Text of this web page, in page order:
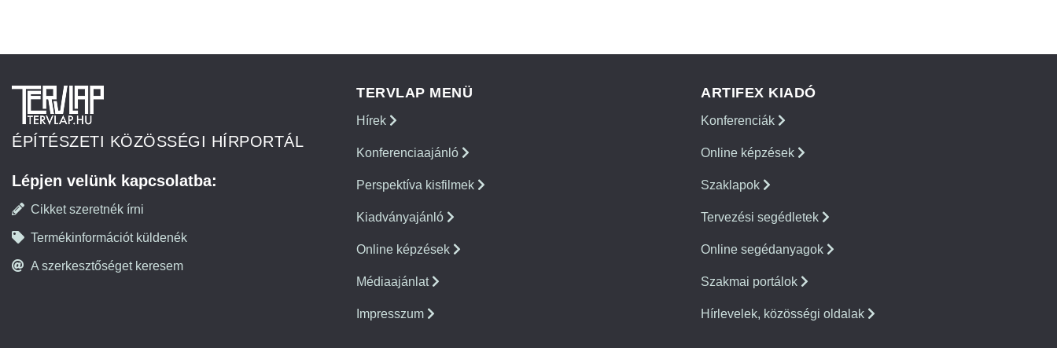
ÉPÍTÉSZETI KÖZÖSSÉGI HÍRPORTÁL
Lépjen velünk kapcsolatba:
Cikket szeretnék írni
Termékinformációt küldenék
A szerkesztőséget keresem
TERVLAP MENÜ
Hírek
Konferenciaajánló
Perspektíva kisfilmek
Kiadványajánló
Online képzések
Médiaajánlat
Impresszum
ARTIFEX KIADÓ
Konferenciák
Online képzések
Szaklapok
Tervezési segédletek
Online segédanyagok
Szakmai portálok
Hírlevelek, közösségi oldalak